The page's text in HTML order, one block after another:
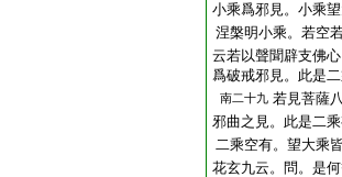
小乘爲邪見。小乘
涅槃明小乘。若空
云若以聲聞辟支佛
爲破戒邪見。此是
南二十九 若見菩薩
邪曲之見。此是二
二乘空有。望大乘
花玄九云。問。是